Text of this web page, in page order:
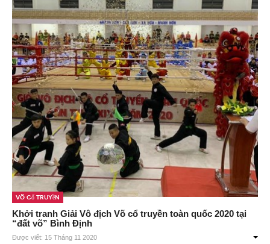
Võ Cổ Truyền
Khởi tranh Giải Vô địch Võ cổ truyền toàn quốc 2020 tại
“đất võ” Bình Định
Được viết: 15 Tháng 11 2020